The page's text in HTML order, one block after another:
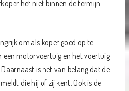
het niet binnen de termijn
om als koper goed op te
een motorvoertuig en het voertuig
is het van belang dat de
die hij of zij kent. Ook is de